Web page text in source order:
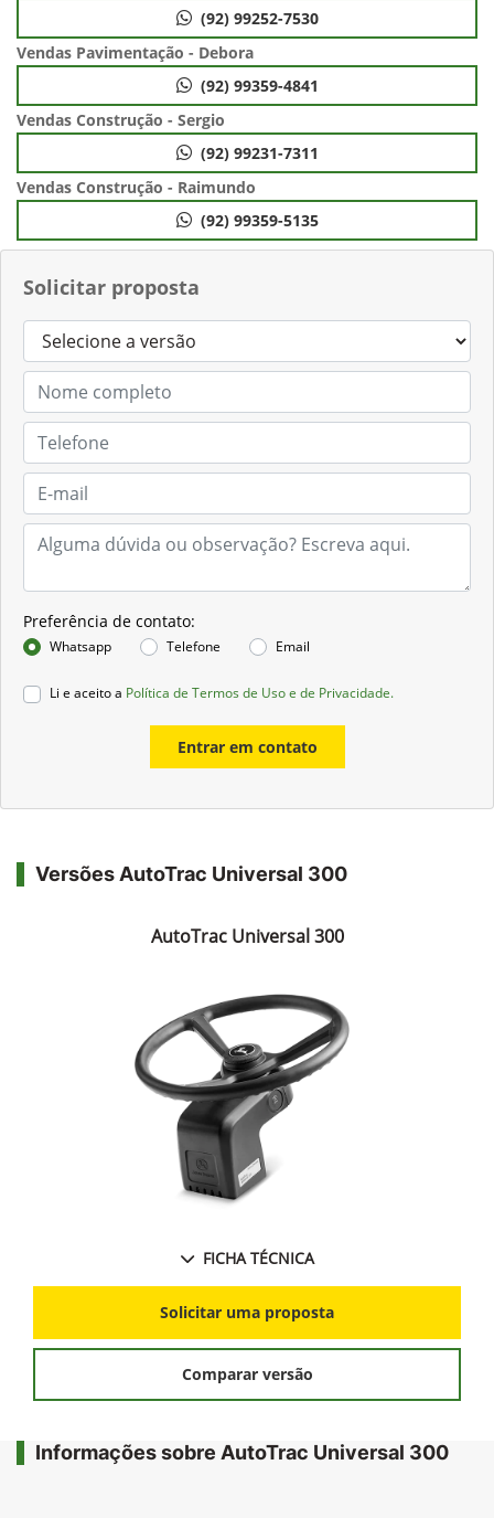
Solicitar proposta
Preferência de contato:
Whatsapp Telefone Email
Li e aceito a Política de Termos de Uso e de Privacidade.
Entrar em contato
(92) 99252-7530
Vendas Pavimentação - Debora
(92) 99359-4841
Vendas Construção - Sergio
(92) 99231-7311
Vendas Construção - Raimundo
(92) 99359-5135
Versões AutoTrac Universal 300
AutoTrac Universal 300
FICHA TÉCNICA
Solicitar uma proposta
Comparar versão
Informações sobre AutoTrac Universal 300